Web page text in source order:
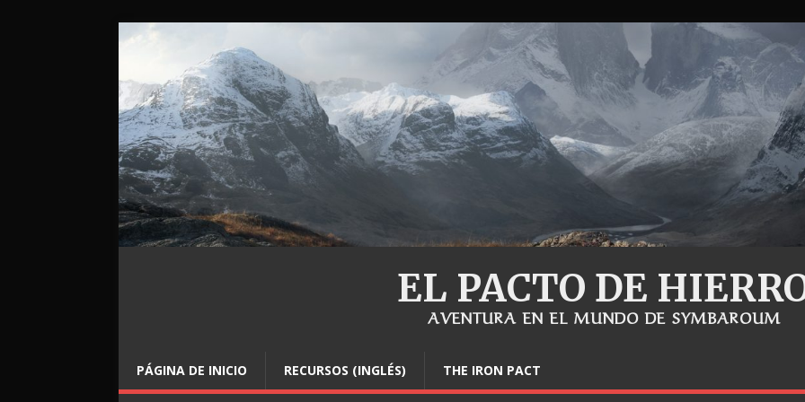
EL PACTO DE
AVENTURA EN EL MUNDO DE SYMBAROUM
PÁGINA DE INICIO RECURSOS (INGLÉS) THE IRON PACT